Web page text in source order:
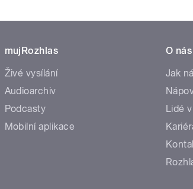
mujRozhlas
Živé vysílání
Audioarchiv
Podcasty
Mobilní aplikace
O nás
Jak
Lidé